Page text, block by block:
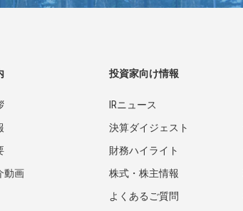
動画
投資家向け情報
IRニュース
決算ダイジェスト
財務ハイライト
株式・株主情報
よくあるご質問